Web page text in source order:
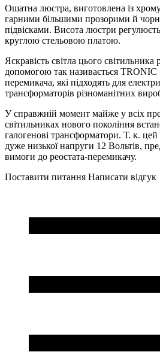
Ошатна люстра, виготовлена із
гарними більшими прозорими й
підвісками. Висота люстри
круглою стельовою платою.
Яскравість світла цього світильника
допомогою так називається TRONIC
перемикача, які підходять для
трансформаторів різноманітних
У справжній момент майже у всіх
світильниках нового покоління
галогенові трансформатори. Т. к.
дуже низької напруги 12 Вольтів,
вимоги до реостата-перемикачу.
Поставити питання Написати відгук